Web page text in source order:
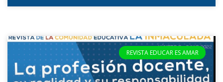
REVISTA EDUCAR ES AMAR